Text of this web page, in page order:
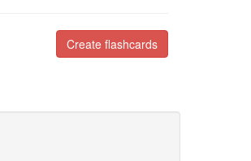
Create flashcards